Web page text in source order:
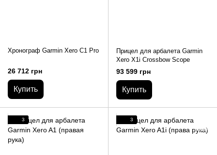
Хронограф Garmin Xero C1 Pro
26 712 грн
Купить
Прицел для арбалета Garmin
Xero X1i Crossbow Scope
93 599 грн
Купить
3 3